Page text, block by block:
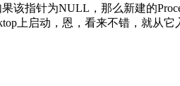
该指针为NULL，那么新建的
上启动，恩，看来不错，就从它